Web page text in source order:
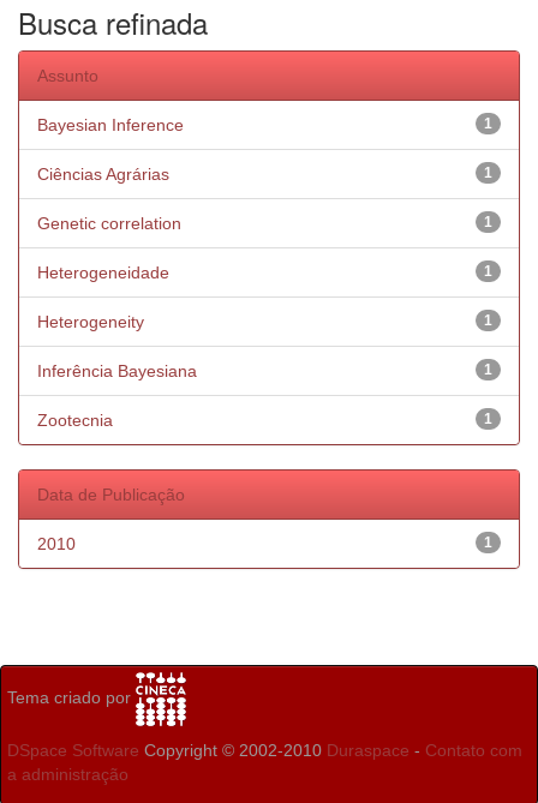
Busca refinada
Assunto
1
Bayesian Inference
1
Ciências Agrárias
1
Genetic correlation
1
Heterogeneidade
1
Heterogeneity
1
Inferência Bayesiana
1
Zootecnia
Data de Publicação
1
2010
Tema criado por
DSpace Software Copyright © 2002-2010 Duraspace - Contato com
a administração